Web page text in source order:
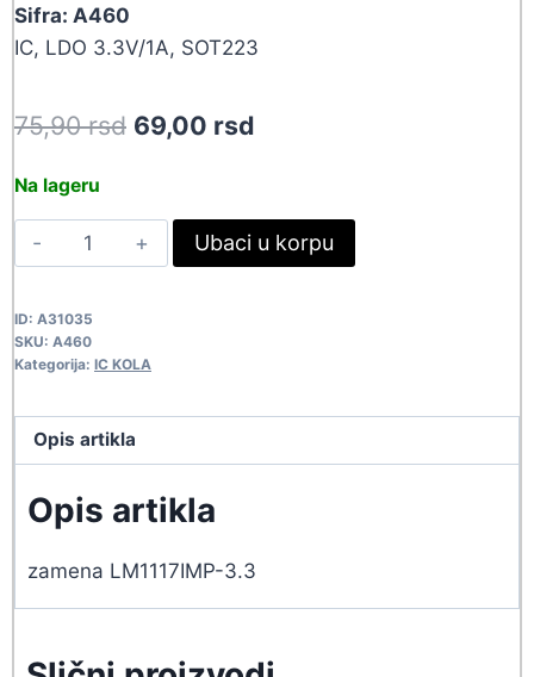
Sifra: A460
IC, LDO 3.3V/1A, SOT223
75,90rsd Original
75,90 rsd.
69,00 rsd
69,00 rsd.
Na lageru
AMS1117-
3.3
quantity
Ubaci u korpu
ID: A31035
SKU: A460
Kategorija: IC KOLA
Opis artikla
Opis artikla
zamena LM1117IMP-3.3